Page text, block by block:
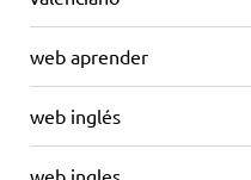
web aprender
web inglés